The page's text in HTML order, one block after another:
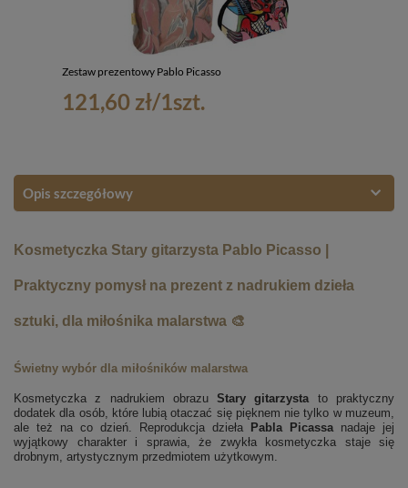
Zestaw prezentowy Pablo Picasso
121,60 zł/1szt.
Opis szczegółowy
Kosmetyczka Stary gitarzysta Pablo Picasso
Praktyczny pomysł na prezent z nadrukiem dzieła
sztuki, dla miłośnika malarstwa 🎨
Świetny wybór dla miłośników malarstwa
Kosmetyczka z nadrukiem obrazuStary gitarzysta to praktyczny
dodatek dla osób, które lubią otaczać się pięknem nie tylko w muzeum,
ale też na co dzień. Reprodukcja dzieła
Pabla Picassa nadaje jej
wyjątkowy charakter i sprawia, że zwykła kosmetyczka staje się
drobnym, artystycznym przedmiotem użytkowym.